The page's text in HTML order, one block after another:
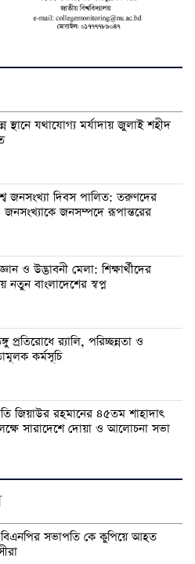
স্থানে যথাযোগ্য মর্যাদায় জুলাই শহীদ
জনসংখ্যা দিবস পালিত: তরুণদের
জনসম্পদে রূপান্তরের
ও উদ্ভাবনী মেলা: শিক্ষার্থীদের
বাংলাদেশের স্বপ্ন
প্রতিরোধে র‌্যালি, পরিচ্ছন্নতা ও
কর্মসূচি
জিয়াউর রহমানের ৪৫তম শাহাদাৎ
সারাদেশে দোয়া ও আলোচনা সভা
সভাপতি কে কুপিয়ে আহত